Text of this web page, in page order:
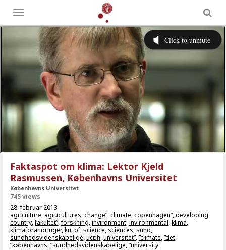
Toggle
menu
Faktaspot om klima: Lektor Kjeld
Rasmussen, Københavns Universitet
Københavns Universitet
745 views
28. februar 2013
agriculture, agrucultures,change”,climate,copenhagen”,developing
country,fakultet”,forskning,invironment,invironmental,klima,
klimaforandringer,ku,of, science, sciences, sund,
sundhedsvidenskabelige,ucph,universitet”,”climate,”det,
”københavns,”sundhedsvidenskabelige,”university